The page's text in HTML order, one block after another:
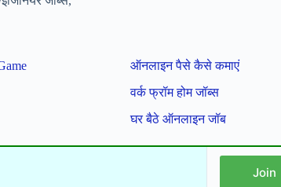
ऑनलाइन पैसे कैसे कमाएं
वर्क फ्रॉम होम जॉब्स
घर बैठे ऑनलाइन जॉब
Join